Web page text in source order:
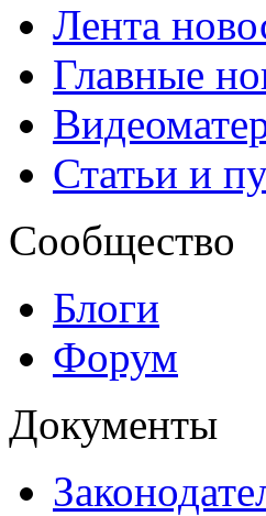
Лента
Главные
Статьи и
Сообщество
Блоги
Форум
Документы